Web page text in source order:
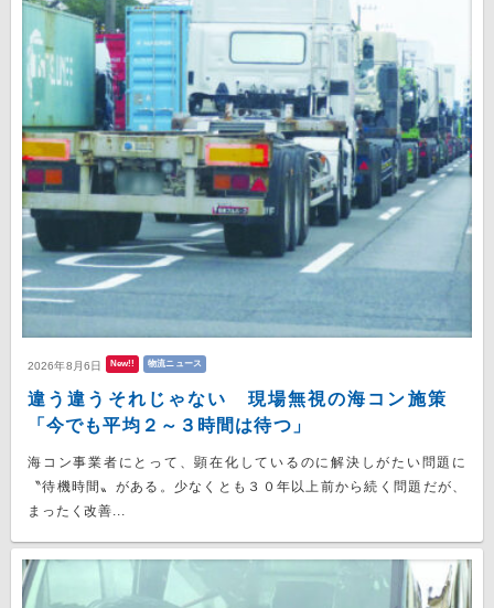
2026年8月6日 New!! 物流ニュース
違う違うそれじゃない 現場無視の海コン施策
「今でも平均２～３時間は待つ」
海コン事業者にとって、顕在化しているのに解決しがたい問題に
〝待機時間〟がある。少なくとも３０年以上前から続く問題だが、
まったく改善...